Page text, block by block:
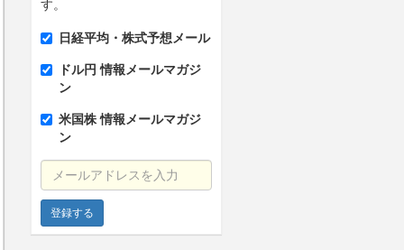
す。
日経平均・株式予想メール
ドル円 情報メールマガジ
ン
米国株 情報メールマガジ
ン
メールアドレスを入力